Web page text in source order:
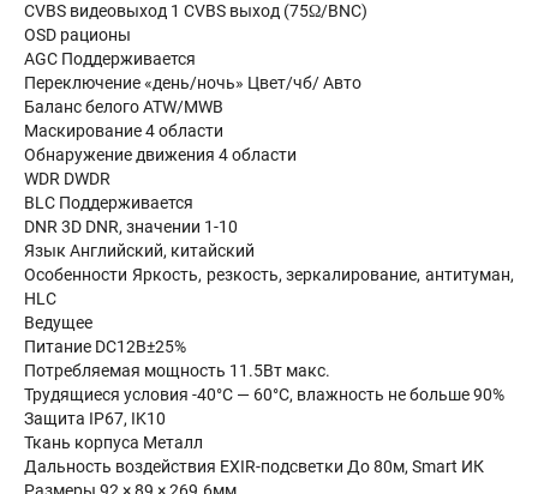
CVBS видеовыход 1 CVBS выход (75Ω/BNC)
OSD рационы
AGC Поддерживается
Переключение «день/ночь» Цвет/чб/ Авто
Баланс белого ATW/MWB
Маскирование 4 области
Обнаружение движения 4 области
WDR DWDR
BLC Поддерживается
DNR 3D DNR, значении 1-10
Язык Английский, китайский
Особенности Яркость, резкость, зеркалирование, антитуман,
HLC
Ведущее
Питание DC12В±25%
Потребляемая мощность 11.5Вт макс.
Трудящиеся условия -40°С — 60°С, влажность не больше 90%
Защита IP67, IK10
Ткань корпуса Металл
Дальность воздействия EXIR-подсветки До 80м, Smart ИК